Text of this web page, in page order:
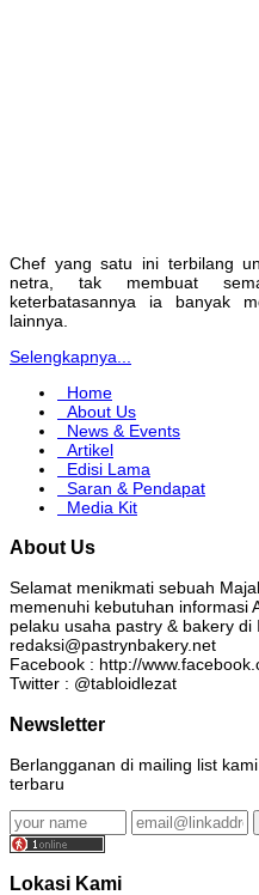
Chef yang satu ini terbilang
netra, tak membuat
keterbatasannya ia banyak
lainnya.
Selengkapnya...
Home
About Us
News & Events
Artikel
Edisi Lama
Saran & Pendapat
Media Kit
About Us
Selamat menikmati sebuah
memenuhi kebutuhan informasi
pelaku usaha pastry & bakery di
redaksi@pastrynbakery.net
Facebook : http://
Twitter : @tabloidlezat
Newsletter
Berlangganan di mailing list
terbaru
Lokasi Kami